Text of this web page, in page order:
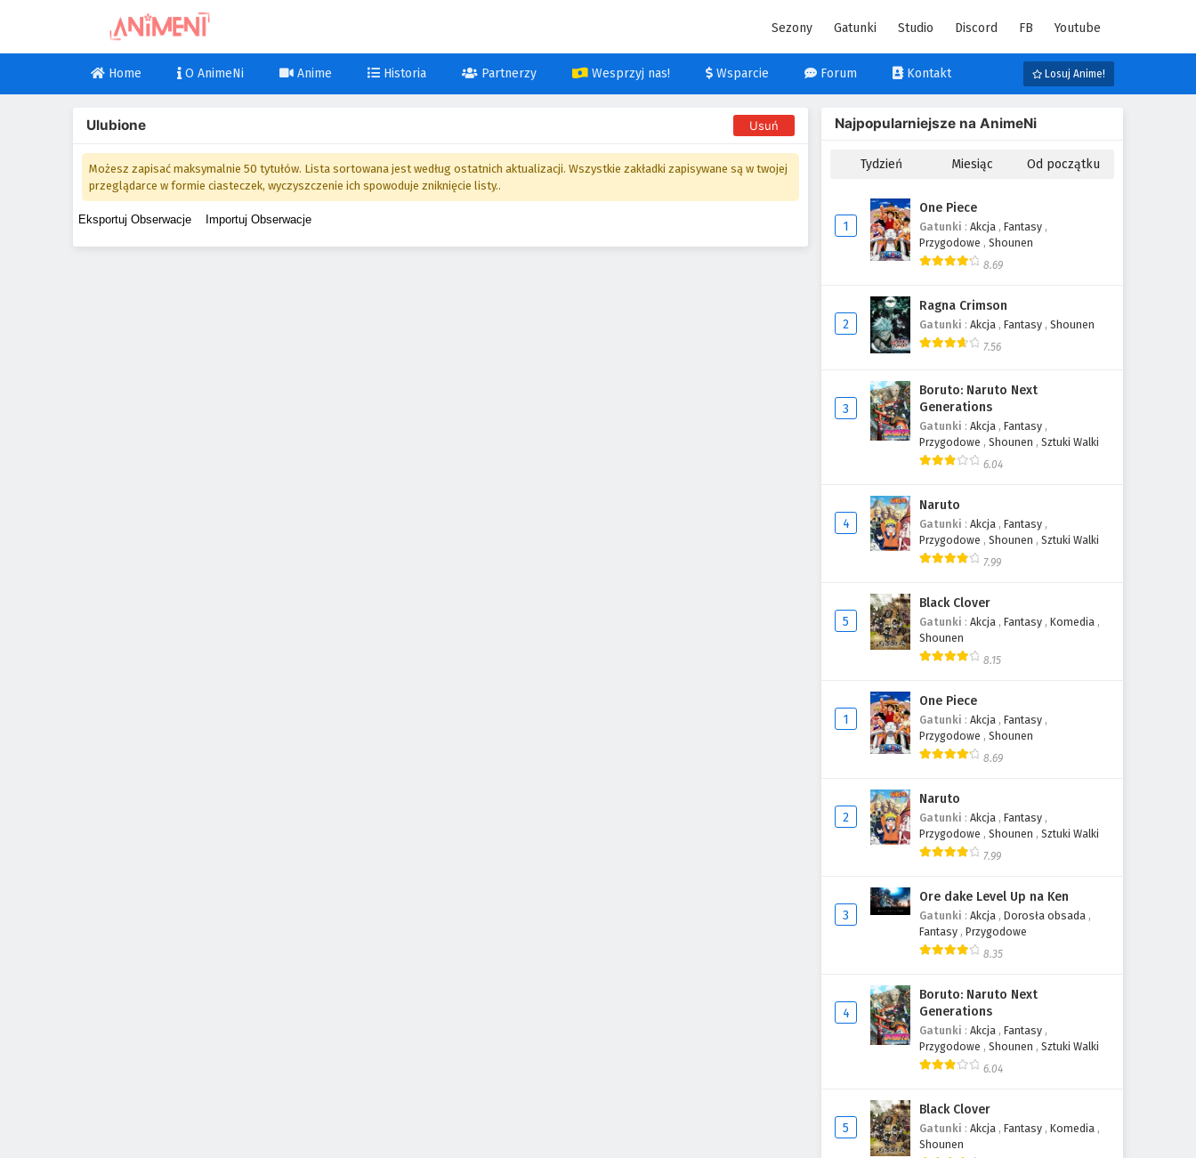
Sezony Gatunki Studio Discord FB Youtube
Home O AnimeNi Anime Historia Partnerzy Wesprzyj nas! Wsparcie Forum Kontakt Losuj Anime!
Ulubione Usuń
Możesz zapisać maksymalnie 50 tytułów. Lista sortowana jest według ostatnich aktualizacji. Wszystkie zakładki zapisywane są w twojej
przeglądarce w formie ciasteczek, wyczyszczenie ich spowoduje zniknięcie listy..
Eksportuj Obserwacje Importuj Obserwacje
Najpopularniejsze na AnimeNi
Tydzień Miesiąc Od początku
1
One Piece
Gatunki : Akcja , Fantasy ,
Przygodowe , Shounen
8.69
2
Ragna Crimson
Gatunki : Akcja , Fantasy , Shounen
7.56
3
Boruto: Naruto Next
Generations
Gatunki : Akcja , Fantasy ,
Przygodowe , Shounen , Sztuki Walki
6.04
4
Naruto
Gatunki : Akcja , Fantasy ,
Przygodowe , Shounen , Sztuki Walki
7.99
5
Black Clover
Gatunki : Akcja , Fantasy , Komedia ,
Shounen
8.15
1
One Piece
Gatunki : Akcja , Fantasy ,
Przygodowe , Shounen
8.69
2
Naruto
Gatunki : Akcja , Fantasy ,
Przygodowe , Shounen , Sztuki Walki
7.99
3
Ore dake Level Up na Ken
Gatunki : Akcja , Dorosła obsada ,
Fantasy , Przygodowe
8.35
4
Boruto: Naruto Next
Generations
Gatunki : Akcja , Fantasy ,
Przygodowe , Shounen , Sztuki Walki
6.04
5
Black Clover
Gatunki : Akcja , Fantasy , Komedia ,
Shounen